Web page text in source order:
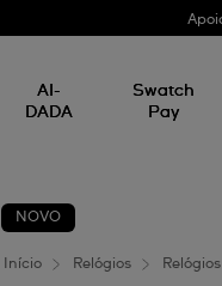
AI-
DADA
Swatch
Pay
NOVO
Início Relógios